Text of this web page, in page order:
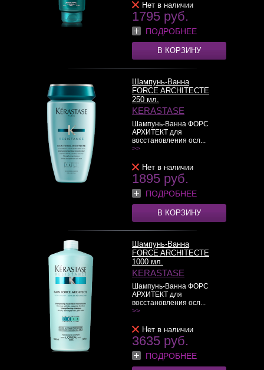
Нет в наличии
1795 руб.
ПОДРОБНЕЕ
В КОРЗИНУ
Шампунь-Ванна
FORCE ARCHITECTE
250 мл.
KERASTASE
Шампунь-Ванна ФОРС
АРХИТЕКТ для
восстановления осл...
>>
Нет в наличии
1895 руб.
ПОДРОБНЕЕ
В КОРЗИНУ
Шампунь-Ванна
FORCE ARCHITECTE
1000 мл.
KERASTASE
Шампунь-Ванна ФОРС
АРХИТЕКТ для
восстановления осл...
>>
Нет в наличии
3635 руб.
ПОДРОБНЕЕ